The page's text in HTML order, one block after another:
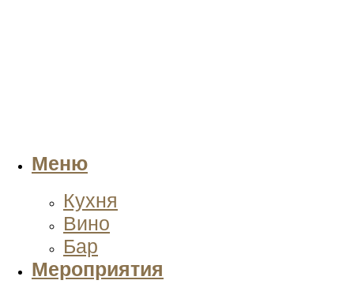
Меню
Кухня
Вино
Бар
Мероприятия